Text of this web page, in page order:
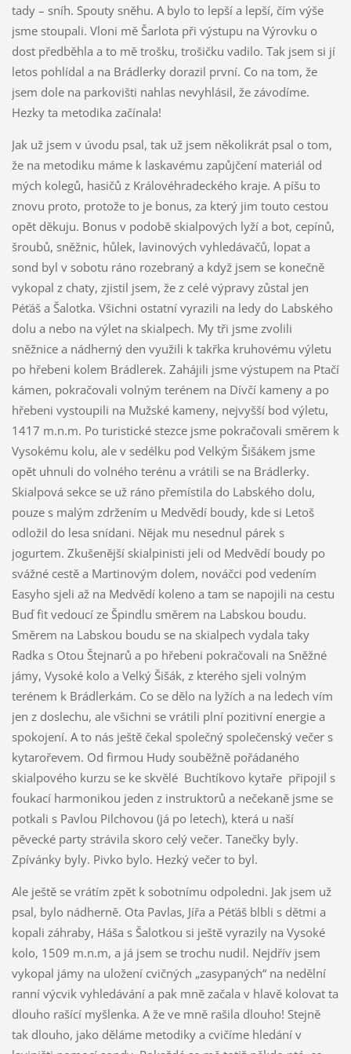
tady – sníh. Spouty sněhu. A bylo to lepší a lepší, čím výše
jsme stoupali. Vloni mě Šarlota při výstupu na Výrovku o
dost předběhla a to mě trošku, trošičku vadilo. Tak jsem si jí
letos pohlídal a na Brádlerky dorazil první. Co na tom, že
jsem dole na parkovišti nahlas nevyhlásil, že závodíme.
Hezky ta metodika začínala!
Jak už jsem v úvodu psal, tak už jsem několikrát psal o tom,
že na metodiku máme k laskavému zapůjčení materiál od
mých kolegů, hasičů z Královéhradeckého kraje. A píšu to
znovu proto, protože to je bonus, za který jim touto cestou
opět děkuju. Bonus v podobě skialpových lyží a bot, cepínů,
šroubů, sněžnic, hůlek, lavinových vyhledávačů, lopat a
sond byl v sobotu ráno rozebraný a když jsem se konečně
vykopal z chaty, zjistil jsem, že z celé výpravy zůstal jen
Péťáš a Šalotka. Všichni ostatní vyrazili na ledy do Labského
dolu a nebo na výlet na skialpech. My tři jsme zvolili
sněžnice a nádherný den využili k takřka kruhovému výletu
po hřebeni kolem Brádlerek. Zahájili jsme výstupem na Ptačí
kámen, pokračovali volným terénem na Dívčí kameny a po
hřebeni vystoupili na Mužské kameny, nejvyšší bod výletu,
1417 m.n.m. Po turistické stezce jsme pokračovali směrem k
Vysokému kolu, ale v sedélku pod Velkým Šišákem jsme
opět uhnuli do volného terénu a vrátili se na Brádlerky.
Skialpová sekce se už ráno přemístila do Labského dolu,
pouze s malým zdržením u Medvědí boudy, kde si Letoš
odložil do lesa snídani. Nějak mu nesednul párek s
jogurtem. Zkušenější skialpinisti jeli od Medvědí boudy po
svážné cestě a Martinovým dolem, nováčci pod vedením
Easyho sjeli až na Medvědí koleno a tam se napojili na cestu
Buď fit vedoucí ze Špindlu směrem na Labskou boudu.
Směrem na Labskou boudu se na skialpech vydala taky
Radka s Otou Štejnarů a po hřebeni pokračovali na Sněžné
jámy, Vysoké kolo a Velký Šišák, z kterého sjeli volným
terénem k Brádlerkám. Co se dělo na lyžích a na ledech vím
jen z doslechu, ale všichni se vrátili plní pozitivní energie a
spokojení. A to nás ještě čekal společný společenský večer s
kytarořevem. Od firmou Hudy souběžně pořádaného
skialpového kurzu se ke skvělé Buchtíkovo kytaře připojil s
foukací harmonikou jeden z instruktorů a nečekaně jsme se
potkali s Pavlou Pilchovou (já po letech), která u naší
pěvecké party strávila skoro celý večer. Tanečky byly.
Zpívánky byly. Pivko bylo. Hezký večer to byl.
Ale ještě se vrátím zpět k sobotnímu odpoledni. Jak jsem už
psal, bylo nádherně. Ota Pavlas, Jířa a Péťáš blbli s dětmi a
kopali záhraby, Háša s Šalotkou si ještě vyrazily na Vysoké
kolo, 1509 m.n.m, a já jsem se trochu nudil. Nejdřív jsem
vykopal jámy na uložení cvičných „zasypaných“ na nedělní
ranní výcvik vyhledávání a pak mně začala v hlavě kolovat ta
dlouho rašící myšlenka. A že ve mně rašila dlouho! Stejně
tak dlouho, jako děláme metodiky a cvičíme hledání v